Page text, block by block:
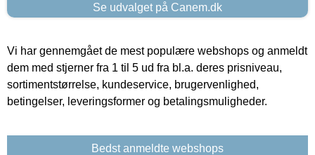
Se udvalget på Canem.dk
Vi har gennemgået de mest populære webshops og anmeldt
dem med stjerner fra 1 til 5 ud fra bl.a. deres prisniveau,
sortimentstørrelse, kundeservice, brugervenlighed,
betingelser, leveringsformer og betalingsmuligheder.
Bedst anmeldte webshops